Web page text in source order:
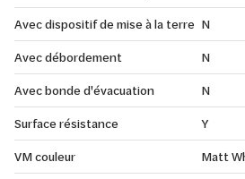
Avec dispositif de mise à la terre N
Avec débordement
N
Avec bonde d'évacuation
N
Surface résistance
Y
VM couleur
Matt